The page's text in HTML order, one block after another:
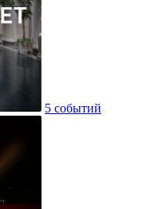
5 событий